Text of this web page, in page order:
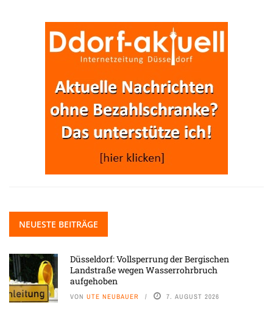
NEUESTE BEITRÄGE
Düsseldorf: Vollsperrung der Bergischen
Landstraße wegen Wasserrohrbruch
aufgehoben
VON UTE NEUBAUER 7. AUGUST 2026